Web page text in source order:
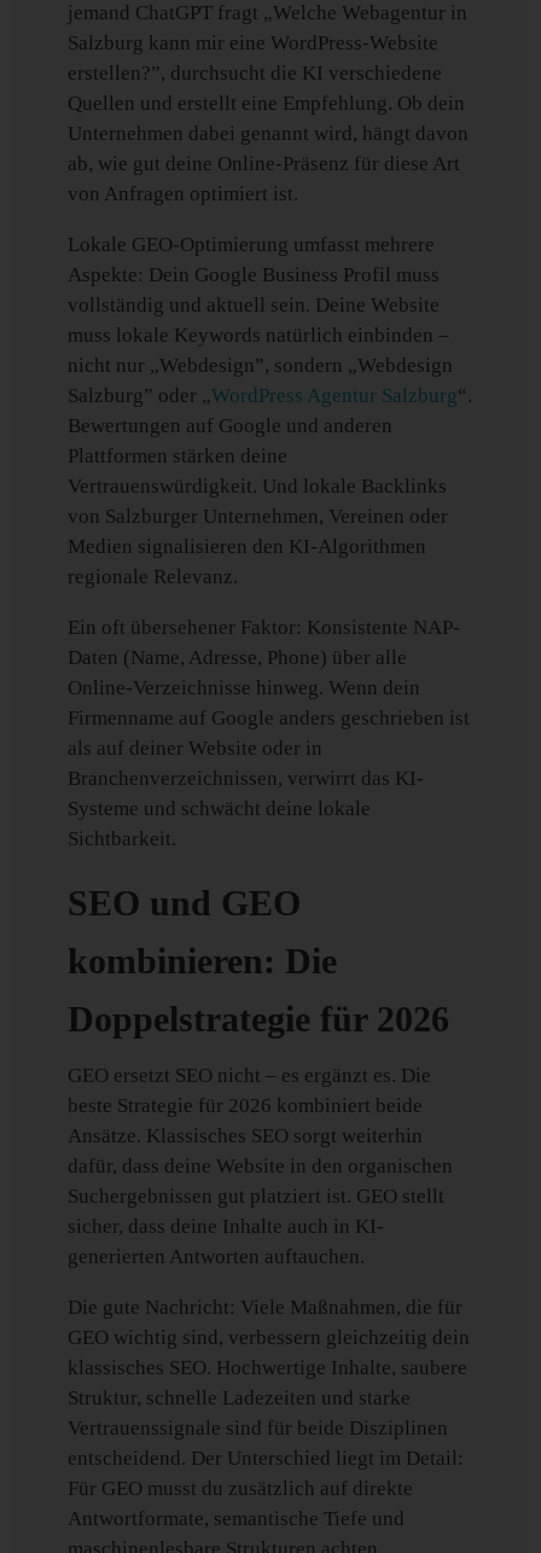
jemand ChatGPT fragt „Welche Webagentur in
Salzburg kann mir eine WordPress-Website
erstellen?”, durchsucht die KI verschiedene
Quellen und erstellt eine Empfehlung. Ob dein
Unternehmen dabei genannt wird, hängt davon
ab, wie gut deine Online-Präsenz für diese Art
von Anfragen optimiert ist.
Lokale GEO-Optimierung umfasst mehrere
Aspekte: Dein Google Business Profil muss
vollständig und aktuell sein. Deine Website
muss lokale Keywords natürlich einbinden –
nicht nur „Webdesign”, sondern „Webdesign
Salzburg” oder „WordPress Agentur Salzburg“.
Bewertungen auf Google und anderen
Plattformen stärken deine
Vertrauenswürdigkeit. Und lokale Backlinks
von Salzburger Unternehmen, Vereinen oder
Medien signalisieren den KI-Algorithmen
regionale Relevanz.
Ein oft übersehener Faktor: Konsistente NAP-
Daten (Name, Adresse, Phone) über alle
Online-Verzeichnisse hinweg. Wenn dein
Firmenname auf Google anders geschrieben ist
als auf deiner Website oder in
Branchenverzeichnissen, verwirrt das KI-
Systeme und schwächt deine lokale
Sichtbarkeit.
SEO und GEO
kombinieren: Die
Doppelstrategie für 2026
GEO ersetzt SEO nicht – es ergänzt es. Die
beste Strategie für 2026 kombiniert beide
Ansätze. Klassisches SEO sorgt weiterhin
dafür, dass deine Website in den organischen
Suchergebnissen gut platziert ist. GEO stellt
sicher, dass deine Inhalte auch in KI-
generierten Antworten auftauchen.
Die gute Nachricht: Viele Maßnahmen, die für
GEO wichtig sind, verbessern gleichzeitig dein
klassisches SEO. Hochwertige Inhalte, saubere
Struktur, schnelle Ladezeiten und starke
Vertrauenssignale sind für beide Disziplinen
entscheidend. Der Unterschied liegt im Detail:
Für GEO musst du zusätzlich auf direkte
Antwortformate, semantische Tiefe und